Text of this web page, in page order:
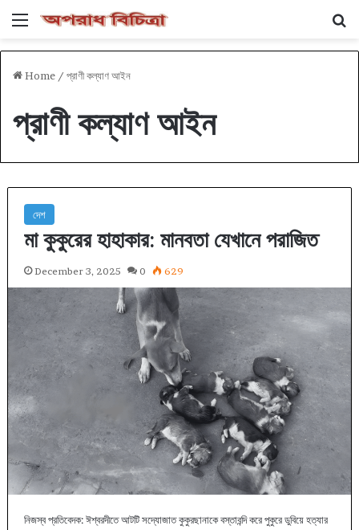
Menu
Home / প্রাণী কল্যাণ আইন
প্রাণী কল্যাণ আইন
দেশ
মা কুকুরের হাহাকার: মানবতা যেখানে পরাজিত
December 3, 2025 0 629
নিজস্ব প্রতিবেদক: ঈশ্বরদীতে আটটি সদ্যোজাত কুকুরছানাকে বস্তাবন্দি করে পুকুরে ডুবিয়ে হত্যার